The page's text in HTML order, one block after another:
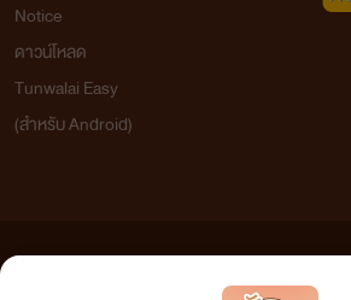
Notice
ดาวน์โหลด
Tunwalai Easy
(สำหรับ Android)